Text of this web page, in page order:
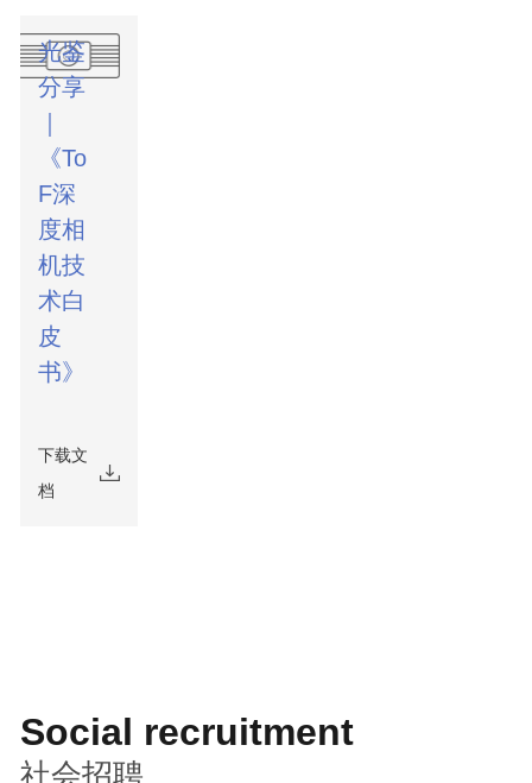
光鉴
分享
《To
F深
度相
机技
术白
皮
书》
下载文
档
Social recruitment
社会招聘